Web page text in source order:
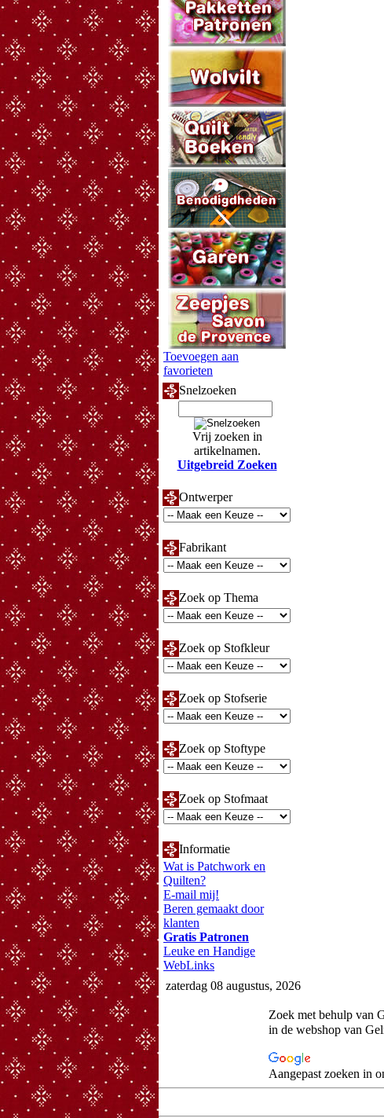
Toevoegen aan
favorieten
Snelzoeken
Vrij zoeken in
artikelnamen.
Uitgebreid Zoeken
Ontwerper
Fabrikant
Zoek op Thema
Zoek op Stofkleur
Zoek op Stofserie
Zoek op Stoftype
Zoek op Stofmaat
Informatie
Wat is Patchwork en
Quilten?
E-mail mij!
Beren gemaakt door
klanten
Gratis Patronen
Leuke en Handige
WebLinks
zaterdag 08 augustus, 2026
Zoek met behulp van
in de webshop van
Aangepast zoeken in